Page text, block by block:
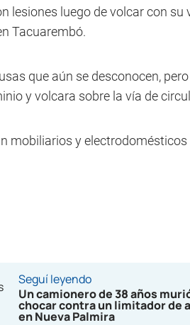
lesiones luego de volcar con su
Tacuarembó.
que aún se desconocen,
y volcara sobre la vía de
mobiliarios y
Seguí leyendo
Un camionero de 38 años
chocar contra un limitador de
en Nueva Palmira